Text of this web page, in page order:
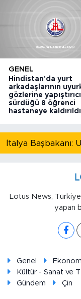
GENEL
Hindistan'da yurt
arkadaşlarının
gözlerine yapıştırıcı
sürdüğü 8 öğrenci
hastaneye kaldırıldı
Lotus News,
yapan
Genel
Kültür - Sanat ve
Gündem
Çin